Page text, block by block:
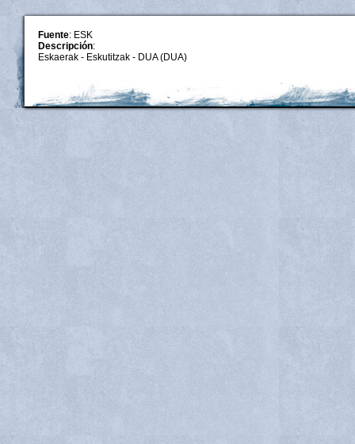
Fuente: ESK
Descripción:
Eskaerak - Eskutitzak - DUA (DUA)